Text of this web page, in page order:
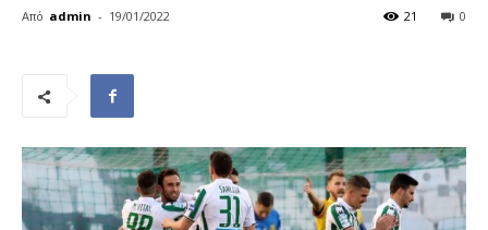
Από admin - 19/01/2022 0
21